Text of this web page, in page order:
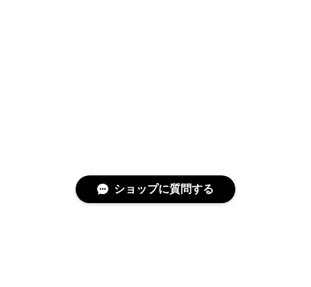
ショップに質問する